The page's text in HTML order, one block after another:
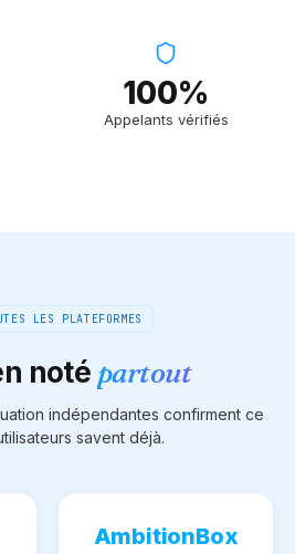
100%
Appelants vérifiés
LES PLATEFORMES
noté partout
indépendantes confirment ce
savent déjà.
AmbitionBox